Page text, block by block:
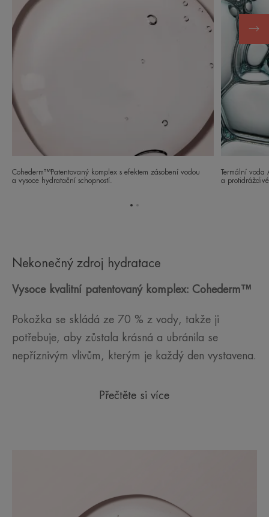
Cohederm™Patentovaný komplex s efektem zásobení vodou
a vysoce hydratační schopností.
Termální voda
a
Nekonečný zdroj hydratace
Vysoce kvalitní patentovaný komplex: Cohederm™
Pokožka se skládá ze 70 % z vody, takže ji
potřebuje, aby zůstala krásná a ubránila se
nepříznivým vlivům, kterým je každý den vystavena.
Přečtěte si více